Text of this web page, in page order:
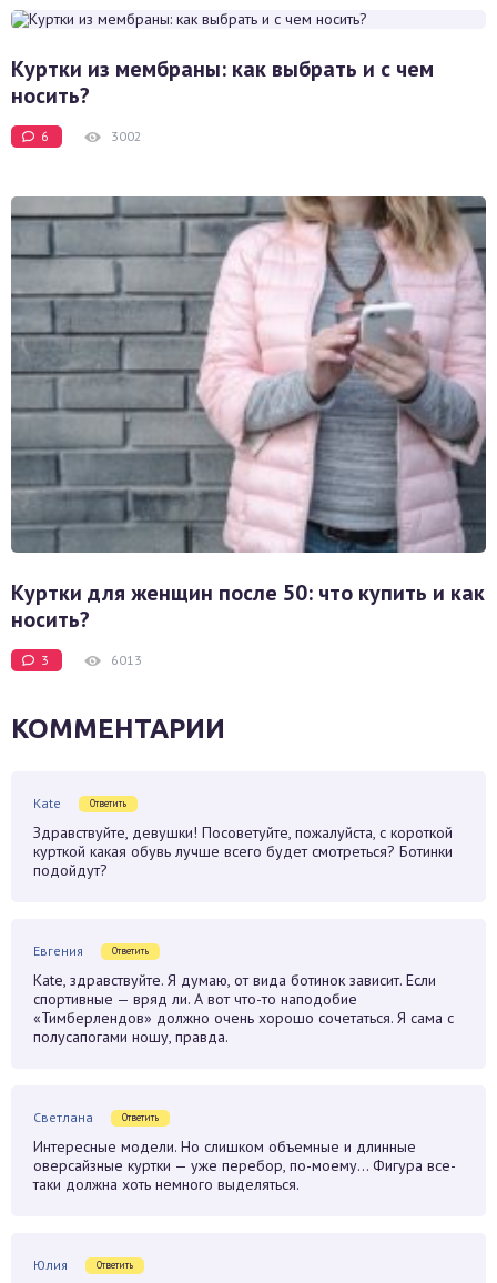
Куртки из мембраны: как выбрать и с чем
носить?
6 3002
Куртки для женщин после 50: что купить и как
носить?
3 6013
КОММЕНТАРИИ
Kate Ответить
Здравствуйте, девушки! Посоветуйте, пожалуйста, с короткой
курткой какая обувь лучше всего будет смотреться? Ботинки
подойдут?
Евгения Ответить
Kate, здравствуйте. Я думаю, от вида ботинок зависит. Если
спортивные — вряд ли. А вот что-то наподобие
«Тимберлендов» должно очень хорошо сочетаться. Я сама с
полусапогами ношу, правда.
Светлана Ответить
Интересные модели. Но слишком объемные и длинные
оверсайзные куртки — уже перебор, по-моему… Фигура все-
таки должна хоть немного выделяться.
Юлия Ответить